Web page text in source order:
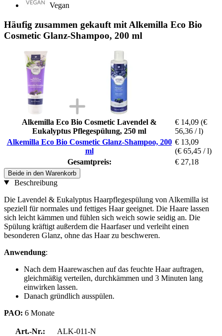
Vegan
Häufig zusammen gekauft mit Alkemilla Eco Bio
Cosmetic Glanz-Shampoo, 200 ml
Alkemilla Eco Bio Cosmetic Lavendel &
Eukalyptus Pflegespülung, 250 ml
€ 14,09 (€
56,36 / l)
Alkemilla Eco Bio Cosmetic Glanz-Shampoo, 200
ml
€ 13,09
(€ 65,45 / l)
Gesamtpreis:
€ 27,18
Beide in den Warenkorb
Beschreibung
Die Lavendel & Eukalyptus Haarpflegespülung von Alkemilla ist
speziell für normales und fettiges Haar geeignet. Die Haare lassen
sich leicht kämmen und fühlen sich weich sowie seidig an. Die
Spülung kräftigt außerdem die Haarfaser und verleiht einen
besonderen Glanz, ohne das Haar zu beschweren.
Anwendung:
Nach dem Haarewaschen auf das feuchte Haar auftragen,
gleichmäßig verteilen, durchkämmen und 3 Minuten lang
einwirken lassen.
Danach gründlich ausspülen.
PAO: 6 Monate
Art.-Nr.:
ALK-011-N